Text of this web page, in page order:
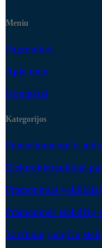
Meniu
Pagrindinis
Apie mus
Kontaktai
Kategorijos
Potenciometrai ir
Elektrohidrauliniai
Pramoniniai
Pramoninės stabdžių
Varžtinių jungčių